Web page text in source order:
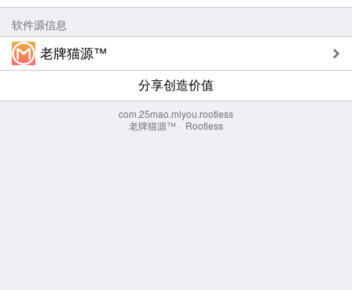
软件源信息
老牌猫源™
分享创造价值
com.25mao.miyou.rootless
老牌猫源™ · Rootless